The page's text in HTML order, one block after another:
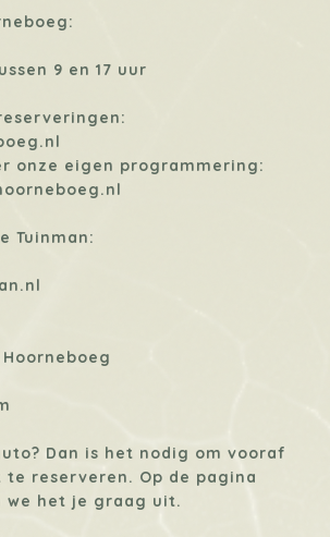
9 en 17 uur
onze eigen programmering:
Tuinman:
Dan is het nodig om vooraf
te reserveren. Op de pagina
we het je graag uit.